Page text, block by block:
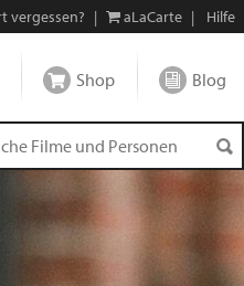
vergessen? | aLaCarte | Hilfe
Shop Blog